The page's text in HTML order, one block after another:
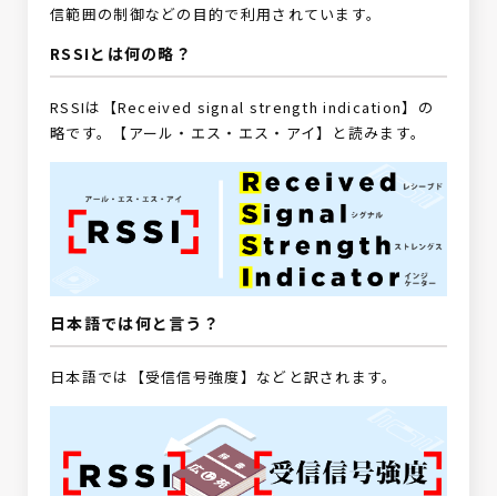
信範囲の制御などの目的で利用されています。
RSSIとは何の略？
RSSIは【Received signal strength indication】の
略です。【アール・エス・エス・アイ】と読みます。
日本語では何と言う？
日本語では【受信信号強度】などと訳されます。